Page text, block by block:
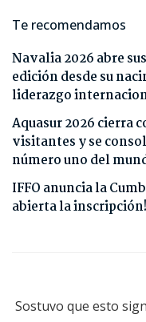
Te recomendamos
Navalia 2026 abre
edición desde su
liderazgo
Aquasur 2026 cierra
visitantes y se
número uno del
IFFO anuncia la
abierta la inscripción!
Sostuvo que esto